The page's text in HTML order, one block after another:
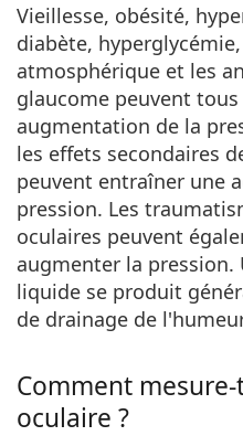
Vieillesse, obésité,
diabète,
atmosphérique et les
glaucome peuvent
augmentation de la
les effets secondaires
peuvent entraîner une
pression. Les
oculaires peuvent
augmenter la
liquide se produit
de drainage de
Comment
oculaire ?